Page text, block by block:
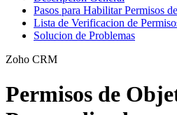
Pasos para Habilitar Permisos
Lista de Verificacion de
Solucion de Problemas
Zoho CRM
Permisos de